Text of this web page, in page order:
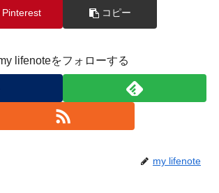
Pinterest コピー
lifenoteをフォローする
my lifenote